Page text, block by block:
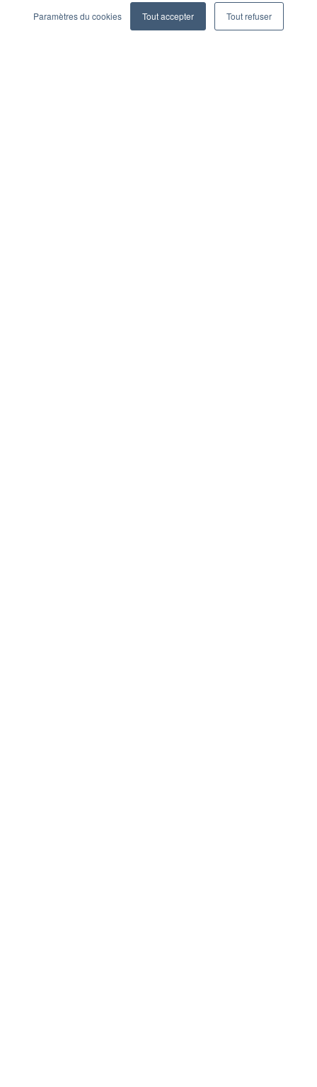
Paramètres du cookies Tout accepter Tout refuser